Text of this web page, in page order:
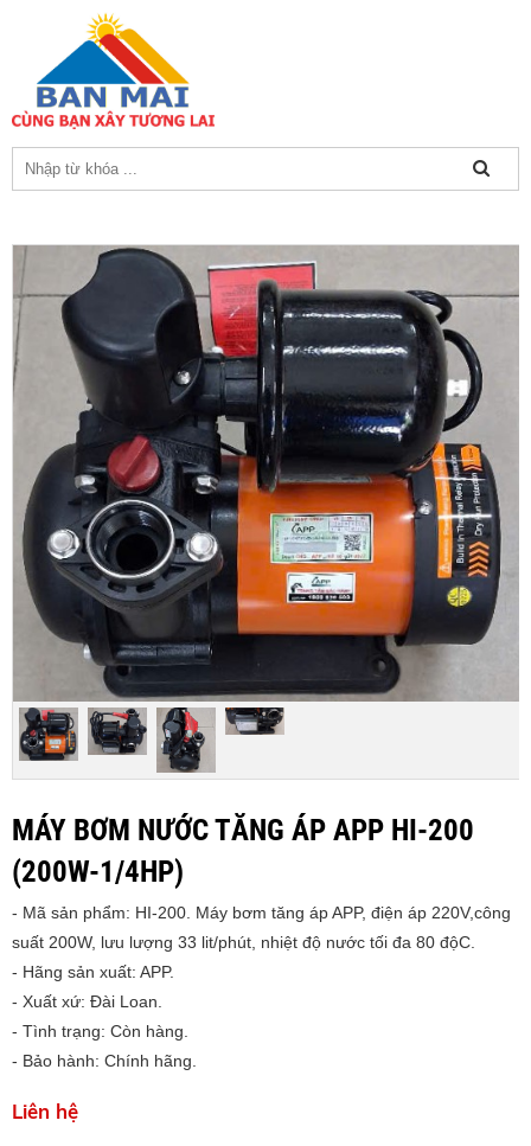
MÁY BƠM NƯỚC TĂNG ÁP APP HI-200
(200W-1/4HP)
- Mã sản phẩm: HI-200. Máy bơm tăng áp APP, điện áp 220V,công
suất 200W, lưu lượng 33 lit/phút, nhiệt độ nước tối đa 80 độC.
- Hãng sản xuất: APP.
- Xuất xứ: Đài Loan.
- Tình trạng: Còn hàng.
- Bảo hành: Chính hãng.
Liên hệ